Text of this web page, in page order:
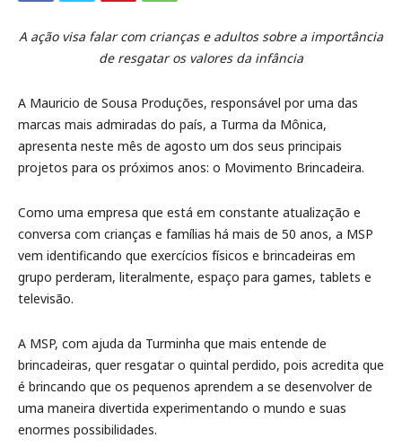
A ação visa falar com crianças e adultos sobre a importância
de resgatar os valores da infância
A Mauricio de Sousa Produções, responsável por uma das
marcas mais admiradas do país, a Turma da Mônica,
apresenta neste mês de agosto um dos seus principais
projetos para os próximos anos: o Movimento Brincadeira.
Como uma empresa que está em constante atualização e
conversa com crianças e famílias há mais de 50 anos, a MSP
vem identificando que exercícios físicos e brincadeiras em
grupo perderam, literalmente, espaço para games, tablets e
televisão.
A MSP, com ajuda da Turminha que mais entende de
brincadeiras, quer resgatar o quintal perdido, pois acredita que
é brincando que os pequenos aprendem a se desenvolver de
uma maneira divertida experimentando o mundo e suas
enormes possibilidades.